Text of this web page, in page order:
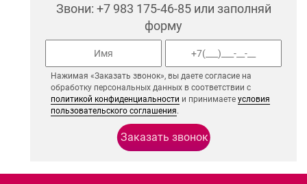
Звони: +7 983 175-46-85 или заполняй
форму
Нажимая «Заказать звонок», вы даете согласие на
обработку персональных данных в соответствии с
политикой конфиденциальности и принимаетеусловия
пользовательского соглашения.